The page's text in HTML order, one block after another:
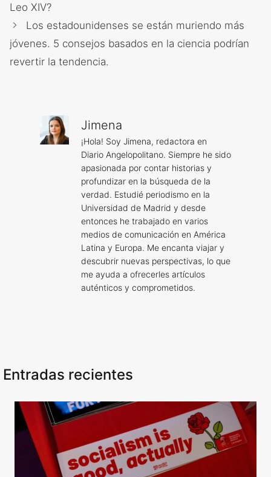
Leo XIV?
Los estadounidenses se están muriendo más
jóvenes. 5 consejos basados ​​en la ciencia podrían
revertir la tendencia.
Jimena
¡Hola! Soy Jimena, redactora en
Diario Angelopolitano. Siempre he sido
apasionada por contar historias y
profundizar en la búsqueda de la
verdad. Estudié periodismo en la
Universidad de Madrid y desde
entonces he trabajado en varios
medios de comunicación en América
Latina y Europa. Me encanta viajar y
descubrir nuevas perspectivas, lo que
me ayuda a ofrecerles artículos
auténticos y comprometidos.
Entradas recientes